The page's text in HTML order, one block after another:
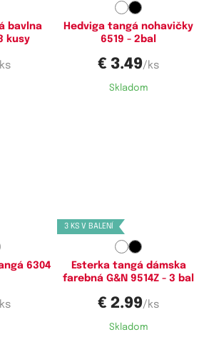
bavlna
kusy
Hedviga tangá nohavičky
6519 - 2bal
€ 3.49/ks
Skladom
6304
3 KS V BALENÍ
Esterka tangá dámska
farebná G&N 9514Z - 3 bal
€ 2.99/ks
Skladom